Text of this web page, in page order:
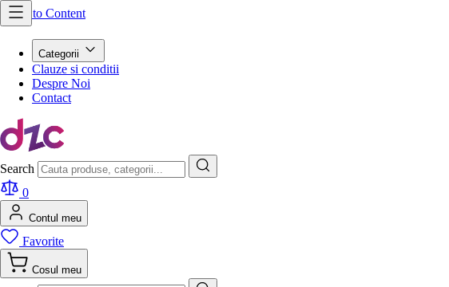
Skip to Content
Categorii
Clauze si conditii
Despre Noi
Contact
Search
0
Contul meu
Favorite
Cosul meu